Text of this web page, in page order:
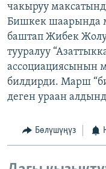
ЭЖЕ-СИҢДИЛЕР
ЫҢГАЙСЫЗ СУРООЛОР
ОНЛАЙН ШЕРИНЕ
ЭЕ/АРнун бардык
чакыруу
Бишкек шаарында
баштап Жибек
тууралуу
ассоциациясынын
билдирди. Марш
деген ураан
Бөлүшүңүз